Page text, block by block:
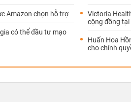
Amazon chọn hỗ trợ
có thể đầu tư mạo
Victoria
cộng đồng tại
Huấn Hoa
cho chính